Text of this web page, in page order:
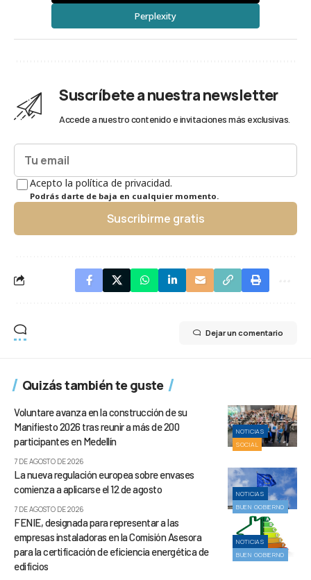
Perplexity
Suscríbete a nuestra newsletter
Accede a nuestro contenido e invitaciones más exclusivas.
Acepto la política de privacidad.
Podrás darte de baja en cualquier momento.
Suscribirme gratis
Dejar un comentario
Quizás también te guste
NOTICIAS
SOCIAL
Voluntare avanza en la construcción de su
Manifiesto 2026 tras reunir a más de 200
participantes en Medellín
7 DE AGOSTO DE 2026
NOTICIAS
BUEN GOBIERNO
La nueva regulación europea sobre envases
comienza a aplicarse el 12 de agosto
7 DE AGOSTO DE 2026
NOTICIAS
BUEN GOBIERNO
FENIE, designada para representar a las
empresas instaladoras en la Comisión Asesora
para la certificación de eficiencia energética de
edificios